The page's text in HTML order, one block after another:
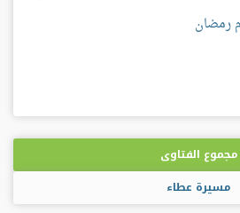
رمضان
مجموع الفتاوى
مسيرة عطاء